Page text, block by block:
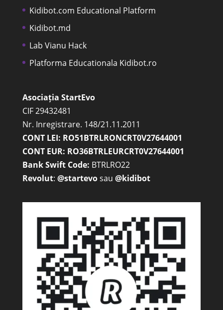
Kidibot.com Educational Platform
Kidibot.md
Lab Vianu Hack
Platforma Educationala Kidibot.ro
Asociația StartEvo
CIF 29432481
Nr. Inregistrare. 148/21.11.2011
CONT LEI: RO51BTRLRONCRT0V27644001
CONT EUR: RO36BTRLEURCRT0V27644001
Bank Swift Code: BTRLRO22
Revolut: @startevosau @kidibot